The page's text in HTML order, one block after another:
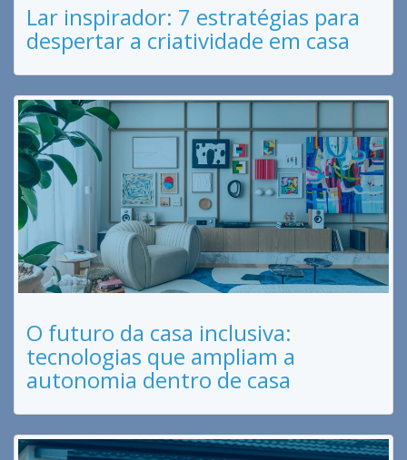
Lar inspirador: 7 estratégias para
despertar a criatividade em casa
O futuro da casa inclusiva:
tecnologias que ampliam a
autonomia dentro de casa